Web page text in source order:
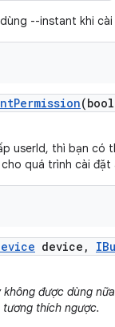
--instant khi
Permission
userId, thì bạn có
quá trình cài đặt
device ,
được dùng
thích ngược.